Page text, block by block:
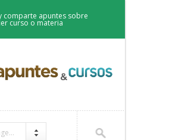
comparte apuntes sobre
curso o materia